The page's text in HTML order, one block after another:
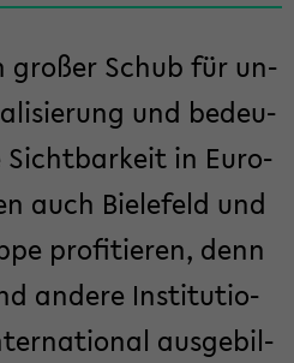
gro­ßer Schub für un­
und be­deu­
in Eu­ro­
auch Bie­le­feld und
pro­fi­tie­ren, denn
an­de­re In­sti­tu­tio­
aus­ge­bil­